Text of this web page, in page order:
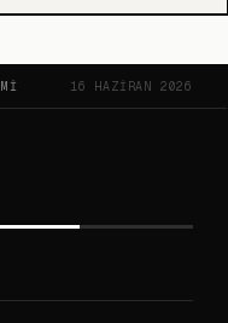
16 HAZIRAN 2026